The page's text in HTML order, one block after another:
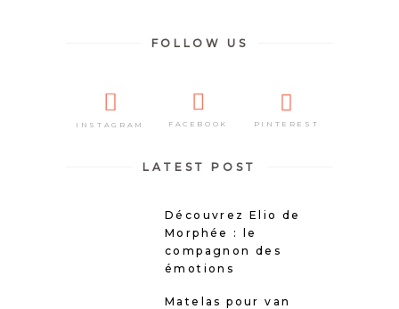
FOLLOW US
INSTAGRAM FACEBOOK PINTEREST
LATEST POST
Découvrez Elio de
Morphée : le
compagnon des
émotions
Matelas pour van